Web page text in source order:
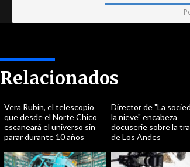
Relacionados
Vera Rubin, el telescopio
que desde el Norte Chico
escaneará el universo sin
parar durante 10 años
Director de "La
la nieve" encabeza
docuserie sobre la
de Los Andes